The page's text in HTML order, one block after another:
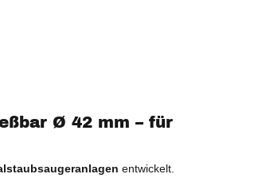
Ø 42 mm – für
entwickelt.